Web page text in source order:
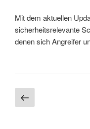
Mit dem aktuellen
sicherheitsrelevante
denen sich Angreifer
Seite